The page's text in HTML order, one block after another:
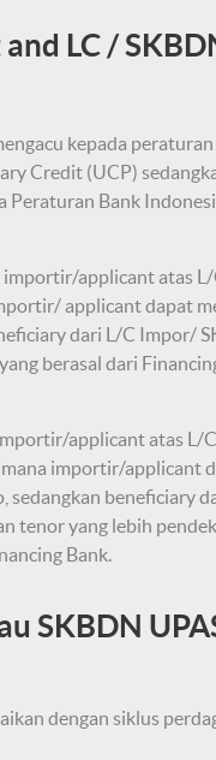
LC /
kepada
Credit (UCP)
Peraturan Bank
applicant atas
applicant dapat
dari L/C Impor/
berasal dari
applicant atas L/
importir/applicant
sedangkan beneficiary
tenor yang lebih
Bank.
SKBDN
dengan siklus